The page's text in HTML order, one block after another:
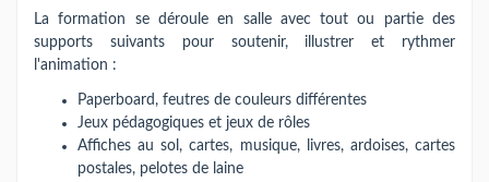
La formation se déroule en salle avec tout ou partie des
supports suivants pour soutenir, illustrer et rythmer
l'animation :
Paperboard, feutres de couleurs différentes
Jeux pédagogiques et jeux de rôles
Affiches au sol, cartes, musique, livres, ardoises, cartes
postales, pelotes de laine